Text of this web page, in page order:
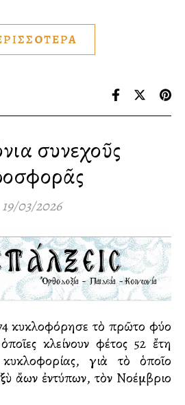
συνεχοῦς
19/03/2026
κλείνουν φέτος 52 ἔτη
κυκλοφορίας, γιὰ τὸ ὁποῖο
ἄλλων ἐντύπων, τὸν Νοέμβριο